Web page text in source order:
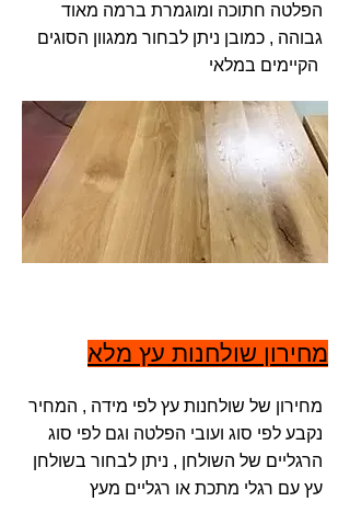
הפלטה חתוכה ומוגמרת ברמה מאוד
גבוהה , כמובן ניתן לבחור ממגוון הסוגים
מחירון שולחנות עץ מלא
מחירון של שולחנות עץ לפי מידה , המחיר
נקבע לפי סוג ועובי הפלטה וגם לפי סוג
הרגליים של השולחן , ניתן לבחור בשולחן
עץ עם רגלי מתכת או רגליים מעץ